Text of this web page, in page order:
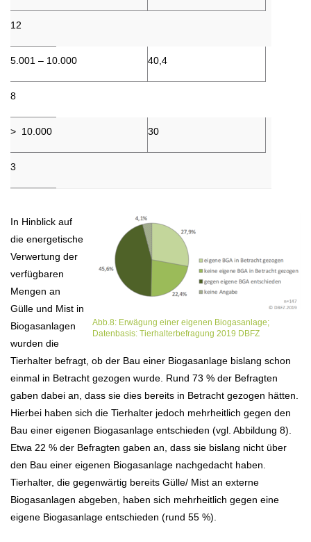
12
5.001 – 10.000 40,4
8
> 10.000 30
3
Abb.8: Erwägung einer eigenen Biogasanlage;
Datenbasis: Tierhalterbefragung 2019 DBFZ
In Hinblick auf
die energetische
Verwertung der
verfügbaren
Mengen an
Gülle und Mist in
Biogasanlagen
wurden die
Tierhalter befragt, ob der Bau einer Biogasanlage bislang schon
einmal in Betracht gezogen wurde. Rund 73 % der Befragten
gaben dabei an, dass sie dies bereits in Betracht gezogen hätten.
Hierbei haben sich die Tierhalter jedoch mehrheitlich gegen den
Bau einer eigenen Biogasanlage entschieden (vgl. Abbildung 8).
Etwa 22 % der Befragten gaben an, dass sie bislang nicht über
den Bau einer eigenen Biogasanlage nachgedacht haben.
Tierhalter, die gegenwärtig bereits Gülle/ Mist an externe
Biogasanlagen abgeben, haben sich mehrheitlich gegen eine
eigene Biogasanlage entschieden (rund 55 %).